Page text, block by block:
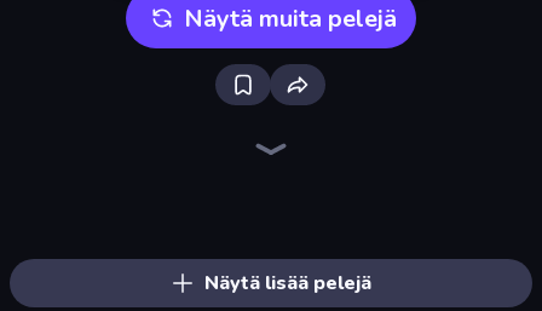
Näytä muita pelejä
Näytä lisää pelejä